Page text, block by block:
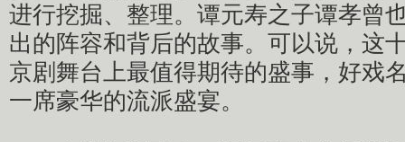
进行挖掘、整理。谭元寿之子谭孝曾
出的阵容和背后的故事。可以说，这
京剧舞台上最值得期待的盛事，好戏
一席豪华的流派盛宴。